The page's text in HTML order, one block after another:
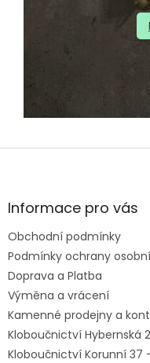
Z
aInformace pro vás
Obchodní podmínky
Podmínky ochrany
Doprava a Platba
Výměna a vrácení
Kamenné prodejny a
Kloboučnictví Hybernská
Kloboučnictví Korunní 37